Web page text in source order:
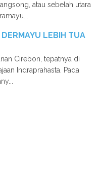
atau sebelah utara
LEBIH TUA
Cirebon, tepatnya di
Indraprahasta. Pada